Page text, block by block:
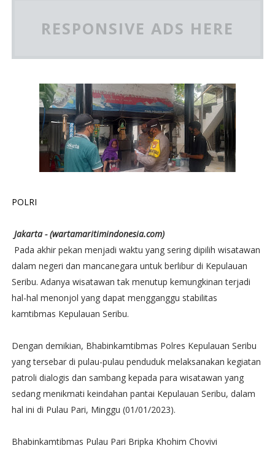
RESPONSIVE ADS HERE
POLRI
Jakarta - (wartamaritimindonesia.com)
Pada akhir pekan menjadi waktu yang sering dipilih wisatawan
dalam negeri dan mancanegara untuk berlibur di Kepulauan
Seribu. Adanya wisatawan tak menutup kemungkinan terjadi
hal-hal menonjol yang dapat mengganggu stabilitas
kamtibmas Kepulauan Seribu.
Dengan demikian, Bhabinkamtibmas Polres Kepulauan Seribu
yang tersebar di pulau-pulau penduduk melaksanakan kegiatan
patroli dialogis dan sambang kepada para wisatawan yang
sedang menikmati keindahan pantai Kepulauan Seribu, dalam
hal ini di Pulau Pari, Minggu (01/01/2023).
Bhabinkamtibmas Pulau Pari Bripka Khohim Chovivi